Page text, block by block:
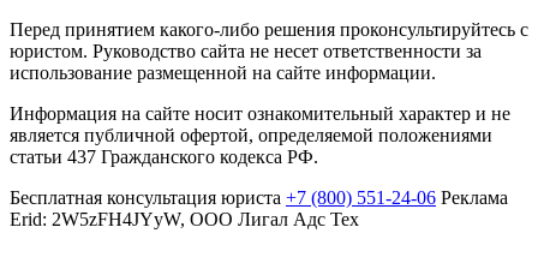
Перед принятием какого-либо решения проконсультируйтесь с
юристом. Руководство сайта не несет ответственности за
использование размещенной на сайте информации.
Информация на сайте носит ознакомительный характер и не
является публичной офертой, определяемой положениями
статьи 437 Гражданского кодекса РФ.
Бесплатная консультация юриста +7 (800) 551-24-06 Реклама
Erid: 2W5zFH4JYyW, ООО Лигал Адс Тех